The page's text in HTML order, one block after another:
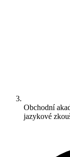
Obchodní
jazykové